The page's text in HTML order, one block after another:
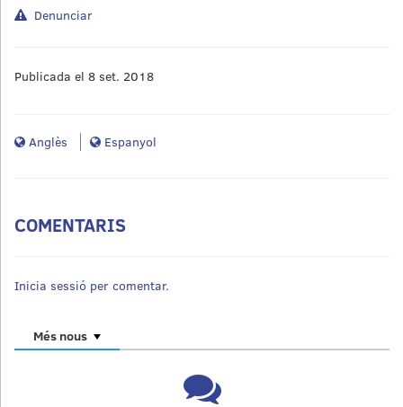
Denunciar
Publicada el 8 set. 2018
Anglès Espanyol
COMENTARIS
Inicia sessió per comentar.
Més nous